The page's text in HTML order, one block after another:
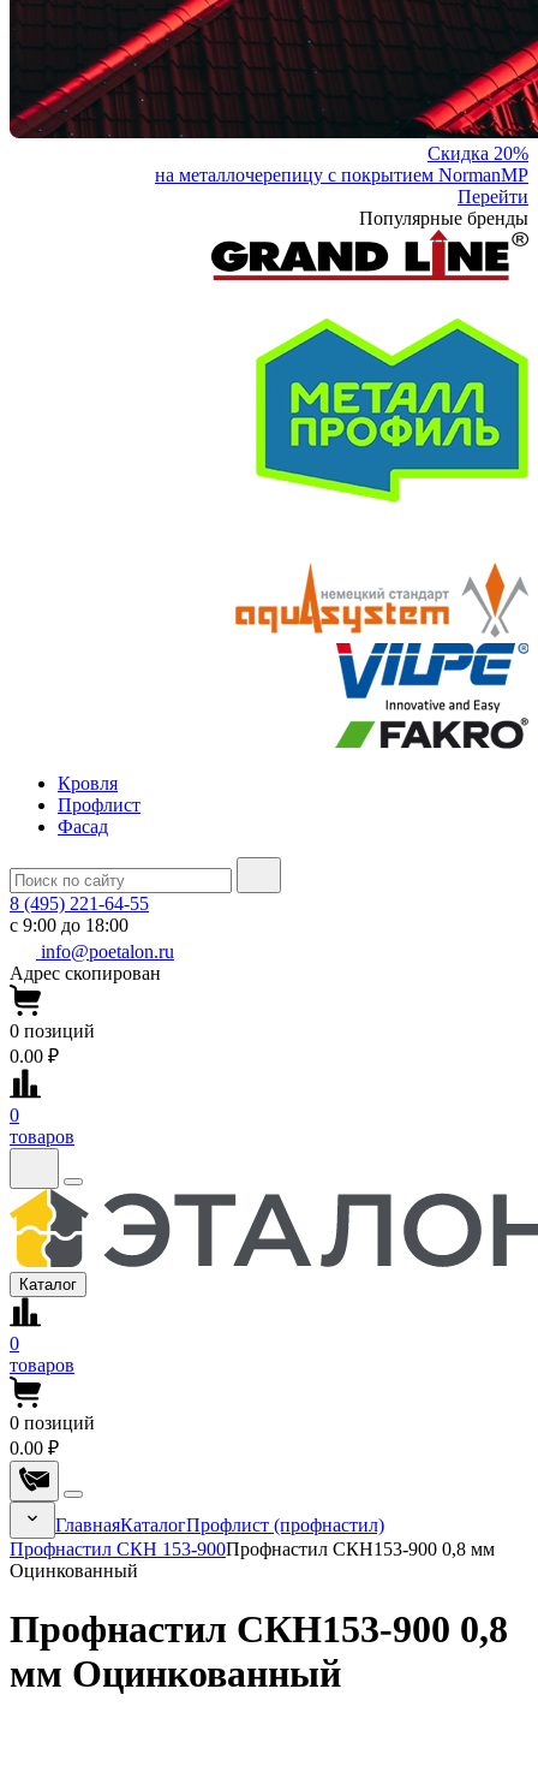
Скидка 20%
на металлочерепицу с покрытием NormanMP
Перейти
Популярные бренды
Кровля
Профлист
Фасад
8 (495) 221-64-55
с 9:00 до 18:00
info@poetalon.ru
Адрес скопирован
0 позиций
0.00 ₽
0
товаров
Каталог
0
товаров
0 позиций
0.00 ₽
ГлавнаяКаталогПрофлист (профнастил)
Профнастил СКН 153-900Профнастил СКН153-900 0,8 мм
Оцинкованный
Профнастил СКН153-900 0,8
мм Оцинкованный